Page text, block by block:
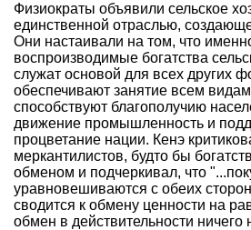
Физиократы объявили сельское
единственной отраслью,
Они настаивали на том, что
воспроизводимые богатства
служат основой для всех других
обеспечивают занятие всем
способствуют благополучию
движение промышленность и
процветание нации. Кенэ
меркантилистов, будто бы
обменом и подчеркивал, что
уравновешиваются с обеих
сводится к обмену ценности на
обмен в действительности ничего